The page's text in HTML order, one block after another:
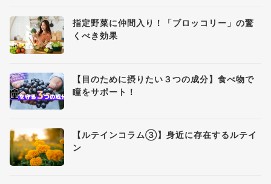
指定野菜に仲間入り！「ブロッコリー」の驚
くべき効果
【目のために摂りたい３つの成分】食べ物で
瞳をサポート！
【ルテインコラム③】身近に存在するルテイ
ン